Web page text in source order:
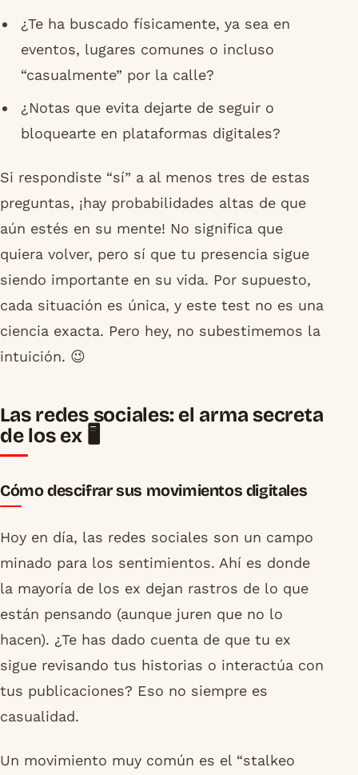
¿Te ha buscado físicamente, ya sea en
eventos, lugares comunes o incluso
“casualmente” por la calle?
¿Notas que evita dejarte de seguir o
bloquearte en plataformas digitales?
Si respondiste “sí” a al menos tres de estas
preguntas, ¡hay probabilidades altas de que
aún estés en su mente! No significa que
quiera volver, pero sí que tu presencia sigue
siendo importante en su vida. Por supuesto,
cada situación es única, y este test no es una
ciencia exacta. Pero hey, no subestimemos la
intuición. 😉
Las redes sociales: el arma secreta
de los ex 🖥️
Cómo descifrar sus movimientos digitales
Hoy en día, las redes sociales son un campo
minado para los sentimientos. Ahí es donde
la mayoría de los ex dejan rastros de lo que
están pensando (aunque juren que no lo
hacen). ¿Te has dado cuenta de que tu ex
sigue revisando tus historias o interactúa con
tus publicaciones? Eso no siempre es
casualidad.
Un movimiento muy común es el “stalkeo